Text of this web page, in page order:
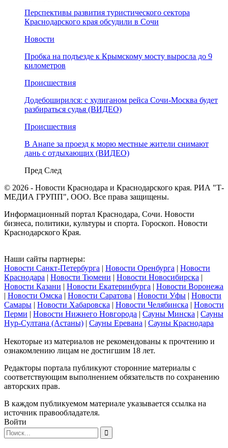
Перспективы развития туристического сектора
Краснодарского края обсудили в Сочи
Новости
Пробка на подъезде к Крымскому мосту выросла до 9
километров
Происшествия
Додебоширился: с хулиганом рейса Сочи-Москва будет
разбираться судья (ВИДЕО)
Происшествия
В Анапе за проезд к морю местные жители снимают
дань с отдыхающих (ВИДЕО)
Пред След
© 2026 - Новости Краснодара и Краснодарского края. РИА "Т-
МЕДИА ГРУПП", ООО. Все права защищены.
Информационный портал Краснодара, Сочи. Новости
бизнеса, политики, культуры и спорта. Гороскоп. Новости
Краснодарского Края.
Наши сайты партнеры:
Новости Санкт-Петербурга | Новости Оренбурга | Новости
Краснодара | Новости Тюмени | Новости Новосибирска |
Новости Казани | Новости Екатеринбурга | Новости Воронежа
| Новости Омска | Новости Саратова | Новости Уфы | Новости
Самары | Новости Хабаровска | Новости Челябинска | Новости
Перми | Новости Нижнего Новгорода | Сауны Минска | Сауны
Нур-Султана (Астаны) | Сауны Еревана | Сауны Краснодара
Некоторые из материалов не рекомендованы к прочтению и
ознакомлению лицам не достигшим 18 лет.
Редакторы портала публикуют сторонние материалы с
соответствующим выполнением обязательств по сохранению
авторских прав.
В каждом публикуемом материале указывается ссылка на
источник правообладателя.
Войти